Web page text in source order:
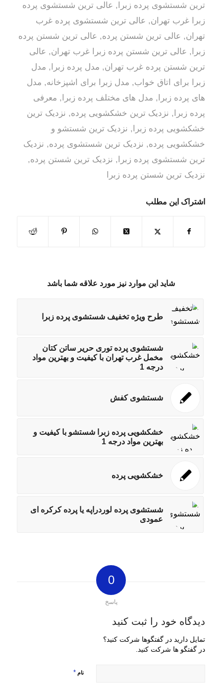
ترین شستشوی پرده زبرا , عالی ترین شستشوی پرده
زبرا غرب تهران, عالی ترین شستشوی پرده غرب
تهران, عالی ترین شستن پرده, عالی ترین شستن پرده
زبرا
, عالی ترین شستن پرده زبرا غرب تهران, عالی
ترین شستن پرده غرب تهران, مدل پرده زبرا , مدل
زبرا برای اتاق خواب,
, مدل
های پرده زبرا
, مدل های مختلف پرده زبرا , معرفی
پرده زبرا
, نزدیک ترین خشکشویی پرده, نزدیک ترین
خشکشویی پرده زبرا
, نزدیک ترین شستشو و
خشکشویی پرده, نزدیک ترین شستشوی پرده, نزدیک
ترین شستشوی پرده زبرا
, نزدیک ترین شستن پرده,
نزدیک ترین شستن پرده زبرا
اشتراک این مطلب
شاید این موارد نیز مورد علاقه شما باشد
طرح ویژه تخفیف شستشوی پرده زبرا
شستشوی پرده توری حریر ساتن کتان
مخمل غرب تهران با کیفیت و بهترین مواد
درجه 1
شستشوی کفش
خشکشویی پرده زبرا شستشو با کیفیت و
بهترین مواد درجه 1
خشکشویی پرده
شستشوی پرده لوردراپه یا پرده کرکره ای
عمودی
0
پاسخ
دیدگاه خود را ثبت کنید
تمایل دارید در گفتگوها شرکت کنید؟
در گفتگو ها شرکت کنید.
نام *